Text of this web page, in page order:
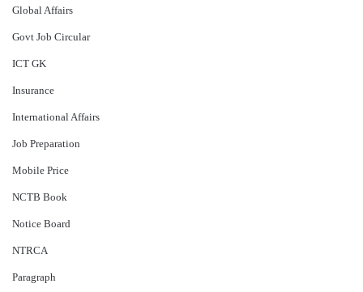
Global Affairs
Govt Job Circular
ICT GK
Insurance
International Affairs
Job Preparation
Mobile Price
NCTB Book
Notice Board
NTRCA
Paragraph